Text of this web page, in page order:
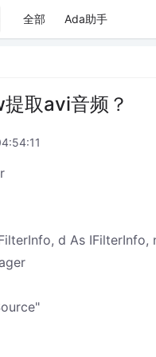
全部 Ada助手
取avi音频？
d As IFilterInfo,